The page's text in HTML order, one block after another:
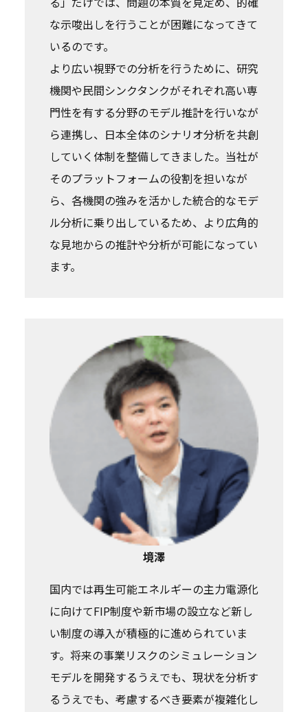
な示唆出しを行うことが困難になってきて
いるのです。
より広い視野での分析を行うために、研究
機関や民間シンクタンクがそれぞれ高い専
門性を有する分野のモデル推計を行いなが
ら連携し、日本全体のシナリオ分析を共創
していく体制を整備してきました。当社が
そのプラットフォームの役割を担いなが
ら、各機関の強みを活かした統合的なモデ
ル分析に乗り出しているため、より広角的
な見地からの推計や分析が可能になってい
ます。
境澤
国内では再生可能エネルギーの主力電源化
に向けてFIP制度や新市場の設立など新し
い制度の導入が積極的に進められていま
す。将来の事業リスクのシミュレーション
モデルを開発するうえでも、現状を分析す
るうえでも、考慮するべき要素が複雑化し